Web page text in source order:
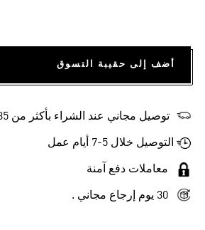
أضف إلى حقيبة التسوق
توصيل مجاني عند الشراء بأكثر من 35 د.ك
التوصيل خلال 5-7 أيام عمل
معاملات دفع آمنة